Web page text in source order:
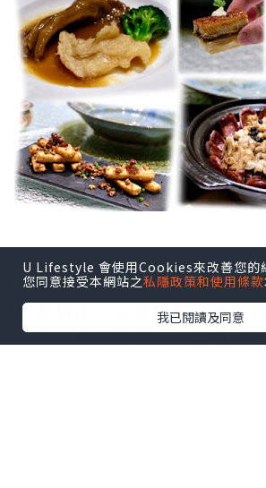
皇御園的位置的確較為偏僻
算不方便，所以也招來了幾
朋友前往。未開始熱辣辣的
先來一件小小的【金鰻拿破
U Lifestyle 會使用Cookies來改善您的
您同意接受本網站之私隱政策和使用條款
我已閱讀及同意